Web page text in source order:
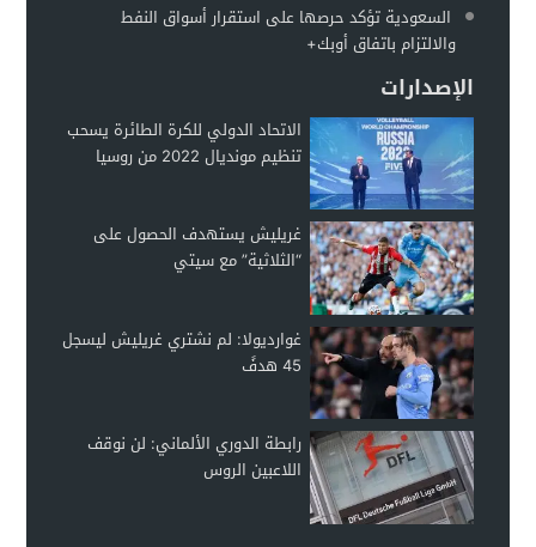
السعودية تؤكد حرصها على استقرار أسواق النفط
والالتزام باتفاق أوبك+
الإصدارات
الاتحاد الدولي للكرة الطائرة يسحب
تنظيم مونديال 2022 من روسيا
غريليش يستهدف الحصول على
“الثلاثية” مع سيتي
غوارديولا: لم نشتري غريليش ليسجل
45 هدفً
رابطة الدوري الألماني: لن نوقف
اللاعبين الروس